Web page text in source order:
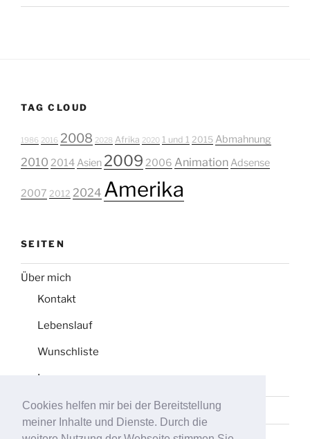
Cookies helfen mir bei der Bereitstellung
meiner Inhalte und Dienste. Durch die
TAG CLOUD
1986 2016 2008 2028 Afrika 2020 1 und 1 2015 Abmahnung
2010 2014 Asien 2009 2006 Animation Adsense
2007 2012 2024 Amerika
SEITEN
Über mich
Kontakt
Lebenslauf
Wunschliste
Impressum
Datenschutz